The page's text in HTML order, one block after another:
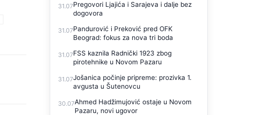
31.07Pregovori Ljajića i Sarajeva i dalje bez
dogovora
31.07Pandurović i Preković pred OFK
Beograd: fokus za nova tri boda
31.07FSS kaznila Radnički 1923 zbog
pirotehnike u Novom Pazaru
31.07Jošanica počinje pripreme: prozivka 1.
avgusta u Šutenovcu
30.07Ahmed Hadžimujović ostaje u Novom
Pazaru, novi ugovor